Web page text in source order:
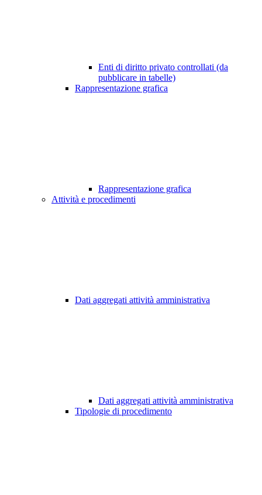
Enti di diritto privato controllati (da
pubblicare in tabelle)
Rappresentazione grafica
Rappresentazione grafica
Attività e procedimenti
Dati aggregati attività amministrativa
Dati aggregati attività amministrativa
Tipologie di procedimento